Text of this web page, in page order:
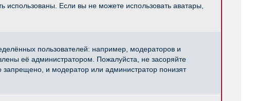
использованы. Если вы не можете использовать аватары,
пользователей: например, модераторов и
её администратором. Пожалуйста, не засоряйте
и модератор или администратор понизят